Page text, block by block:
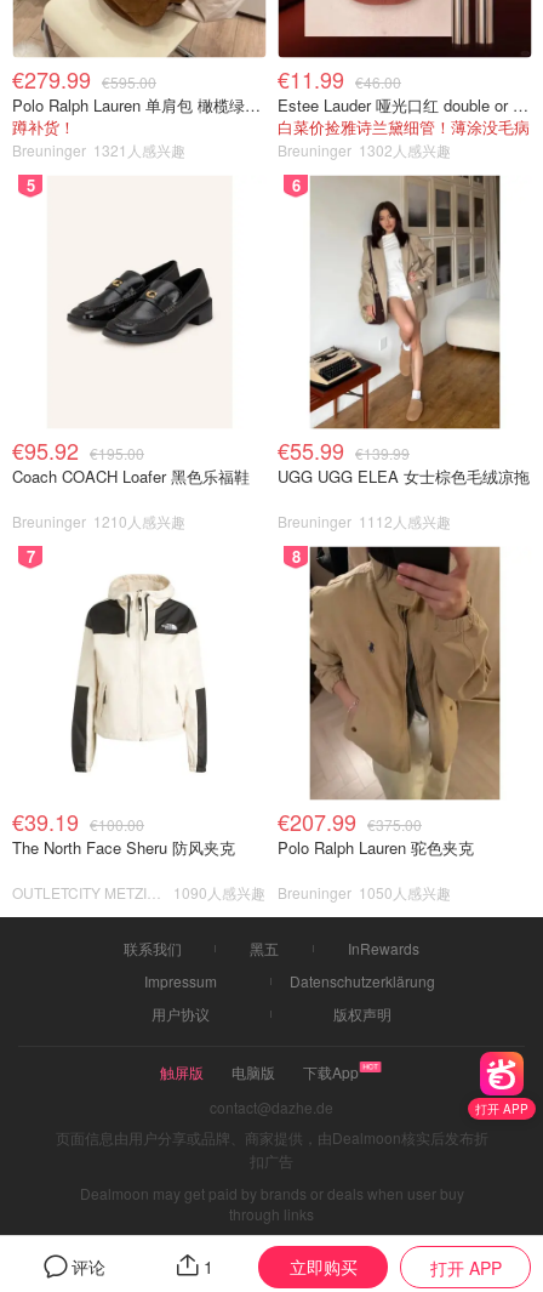
打开 APP
评论 1 立即购买 打开 APP
€279.99 €595.00
Polo Ralph Lauren 单肩包 橄榄绿金色
蹲补货！
Breuninger 1321人感兴趣
€11.99 €46.00
Estee Lauder 哑光口红 double or nothing色号
白菜价捡雅诗兰黛细管！薄涂没毛病
Breuninger 1302人感兴趣
5
€95.92 €195.00
Coach COACH Loafer 黑色乐福鞋
Breuninger 1210人感兴趣
6
€55.99 €139.99
UGG UGG ELEA 女士棕色毛绒凉拖
Breuninger 1112人感兴趣
7
€39.19 €100.00
The North Face Sheru 防风夹克
1090人感兴趣
8
€207.99 €375.00
Polo Ralph Lauren 驼色夹克
Breuninger 1050人感兴趣
联系我们 黑五
InRewards
Impressum
Datenschutzerklärung
用户协议
版权声明
触屏版 电脑版
下载App
contact@dazhe.de
页面信息由用户分享或品牌、商家提供，由Dealmoon核实后发布折
扣广告
Dealmoon may get paid by brands or deals when user buy
through links